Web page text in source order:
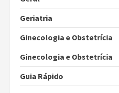
Geriatria
Ginecologia e Obstetrícia
Ginecologia e Obstetrícia
Guia Rápido